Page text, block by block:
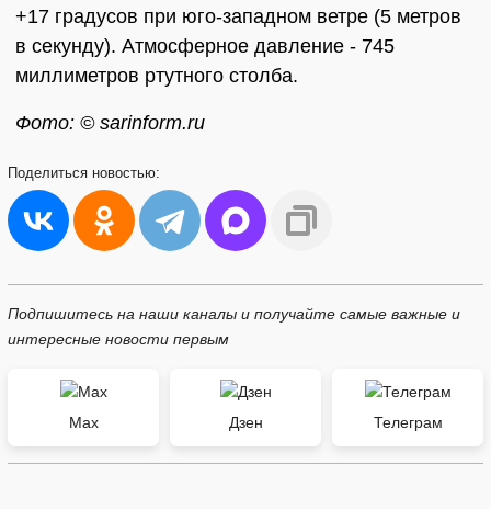
+17 градусов при юго-западном ветре (5 метров
в секунду). Атмосферное давление - 745
миллиметров ртутного столба.
Фото: © sarinform.ru
Поделиться новостью:
Подпишитесь на наши каналы и получайте самые важные и
интересные новости первым
Max Дзен Телеграм